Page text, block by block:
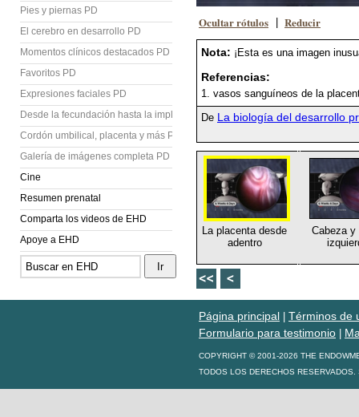
Pies y piernas PD
El cerebro en desarrollo PD
Momentos clínicos destacados PD
Favoritos PD
Expresiones faciales PD
Desde la fecundación hasta la implantación PD
Cordón umbilical, placenta y más PD
Galería de imágenes completa PD
Cine
Resumen prenatal
Comparta los videos de EHD
Apoye a EHD
Ocultar rótulos Reducir
Nota: ¡Esta es una imagen
Referencias:
1. vasos sanguíneos de la
De La biología del desarrollo
La placenta desde
adentro
Cabeza y
Página principal
Términos de
Formulario para testimonio
COPYRIGHT © 2001-2026 THE
TODOS LOS DERECHOS